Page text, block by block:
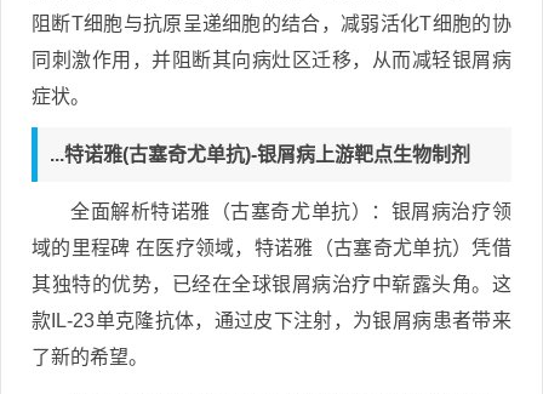
阻断T细胞与抗原呈递细胞的结合，减弱活化T细胞的协
同刺激作用，并阻断其向病灶区迁移，从而减轻银屑病
症状。
...特诺雅(古塞奇尤单抗)-银屑病上游靶点生物制剂
全面解析特诺雅（古塞奇尤单抗）：银屑病治疗领
域的里程碑 在医疗领域，特诺雅（古塞奇尤单抗）凭借
其独特的优势，已经在全球银屑病治疗中崭露头角。这
款IL-23单克隆抗体，通过皮下注射，为银屑病患者带来
了新的希望。